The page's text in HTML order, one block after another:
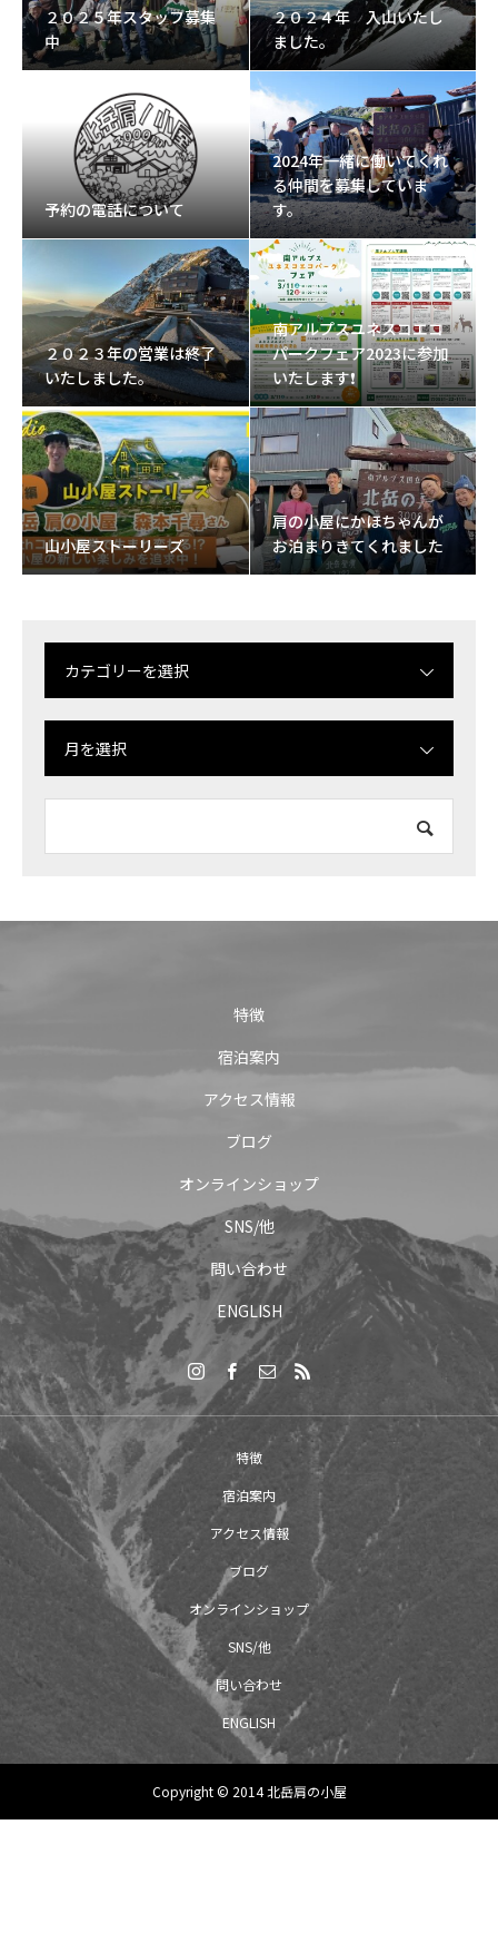
２０２５年スタッフ募集
中
２０２４年 入山いたし
ました。
予約の電話について
2024年一緒に働いてくれ
る仲間を募集していま
す。
２０２３年の営業は終了
いたしました。
南アルプスユネスコエコ
パークフェア2023に参加
いたします❗
山小屋ストーリーズ
肩の小屋にかほちゃんが
お泊まりきてくれました
カテゴリーを選択
月を選択
特徴
宿泊案内
アクセス情報
ブログ
オンラインショップ
SNS/他
問い合わせ
ENGLISH
特徴
宿泊案内
アクセス情報
ブログ
オンラインショップ
SNS/他
問い合わせ
ENGLISH
Copyright © 2014 北岳肩の小屋